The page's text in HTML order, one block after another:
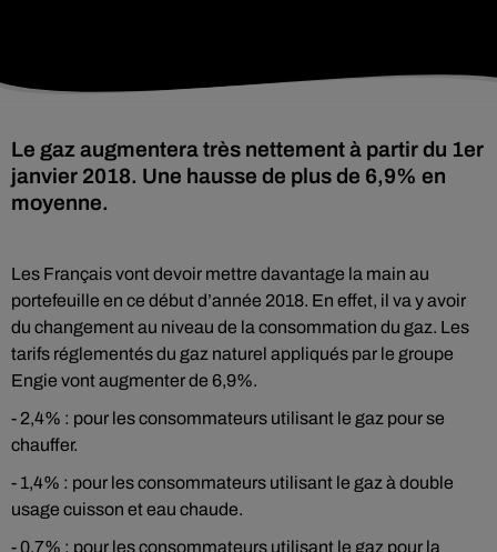
Le gaz augmentera très nettement à partir du 1er
janvier 2018. Une hausse de plus de 6,9% en
moyenne.
Les Français vont devoir mettre davantage la main au
portefeuille en ce début d’année 2018. En effet, il va y avoir
du changement au niveau de la consommation du gaz. Les
tarifs réglementés du gaz naturel appliqués par le groupe
Engie vont augmenter de 6,9%.
- 2,4% : pour les consommateurs utilisant le gaz pour se
chauffer.
- 1,4% : pour les consommateurs utilisant le gaz à double
usage cuisson et eau chaude.
- 0,7% : pour les consommateurs utilisant le gaz pour la